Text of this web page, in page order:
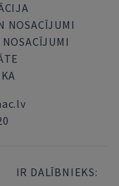
NOSACĪJUMI
IR DALĪBNIEKS: